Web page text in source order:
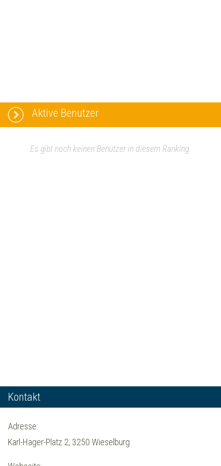
Aktive Benutzer
Es gibt noch keinen Benutzer in diesem Ranking.
Kontakt
Adresse:
Karl-Hager-Platz 2, 3250 Wieselburg